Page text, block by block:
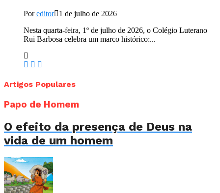
Poreditor
1 de julho de 2026
Nesta quarta-feira, 1º de julho de 2026, o Colégio Luterano
Rui Barbosa celebra um marco histórico:...
Artigos Populares
Papo de Homem
O efeito da presença de Deus na
vida de um homem